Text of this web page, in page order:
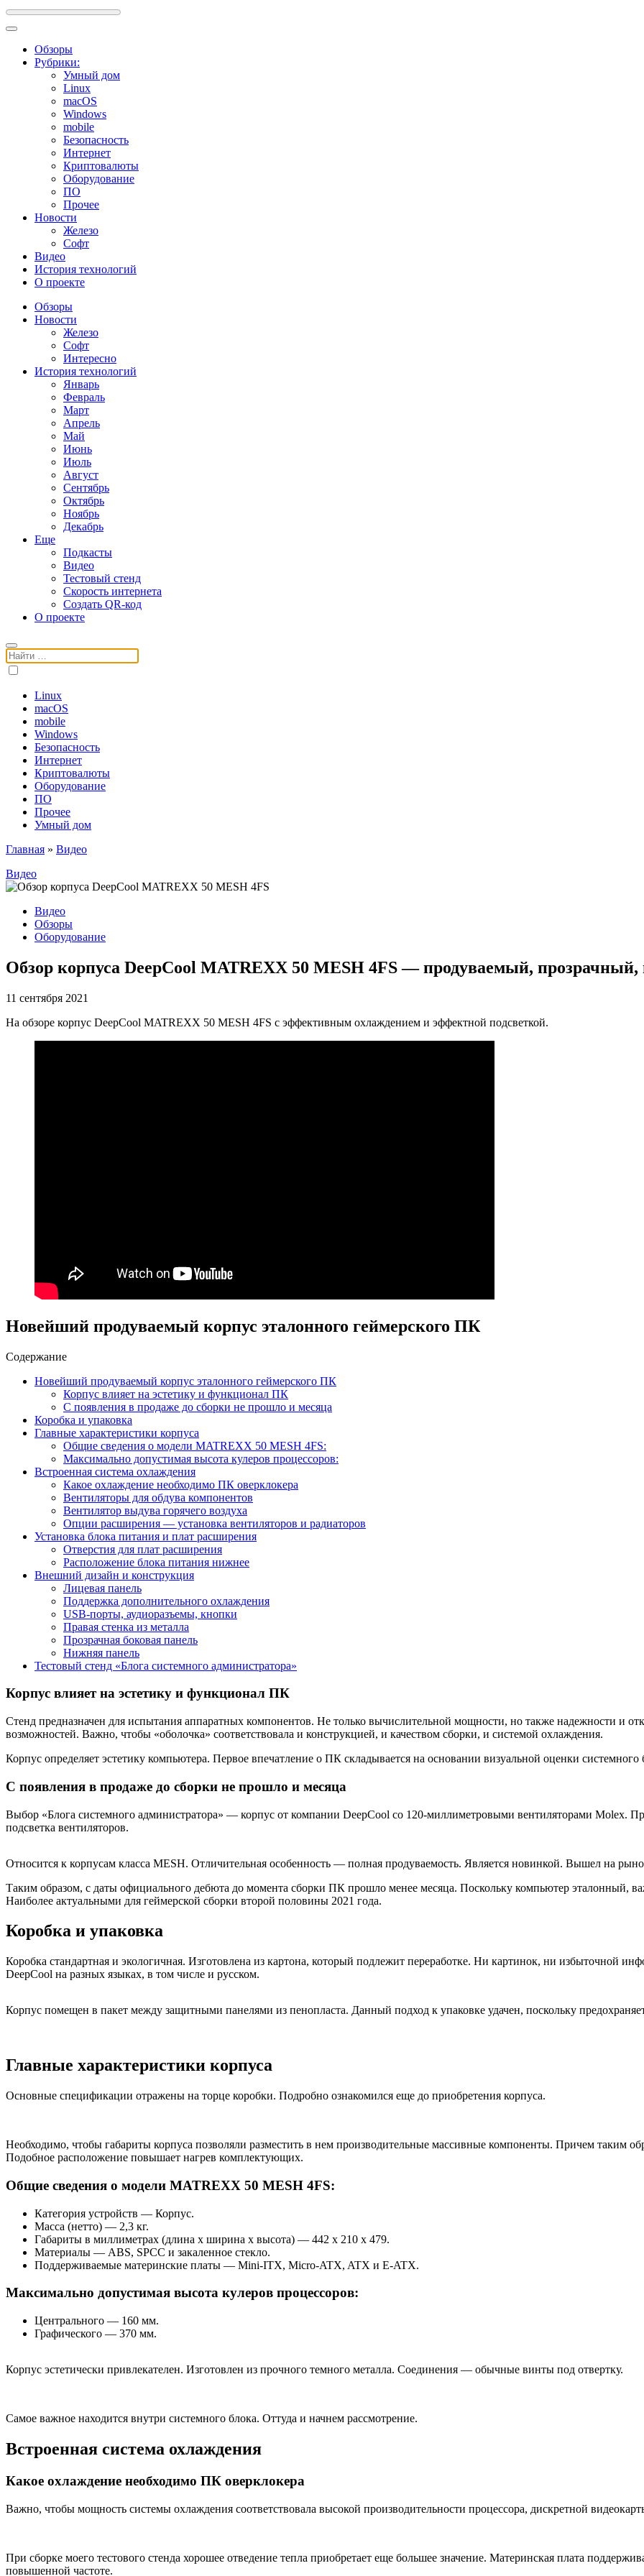
Обзоры
Рубрики:
Умный дом
Linux
macOS
Windows
mobile
Безопасность
Интернет
Криптовалюты
Оборудование
ПО
Прочее
Новости
Железо
Софт
Видео
История технологий
О проекте
Обзоры
Новости
Железо
Софт
Интересно
История технологий
Январь
Февраль
Март
Апрель
Май
Июнь
Июль
Август
Сентябрь
Октябрь
Ноябрь
Декабрь
Еще
Подкасты
Видео
Тестовый стенд
Скорость интернета
Создать QR-код
О проекте
Поиск:
Linux
macOS
mobile
Windows
Безопасность
Интернет
Криптовалюты
Оборудование
ПО
Прочее
Умный дом
Главная » Видео
Видео
Видео
Обзоры
Оборудование
Обзор корпуса DeepCool MATREXX 50 MESH 4FS — продуваемый, прозрачный,
11 сентября 2021
На обзоре корпус DeepCool MATREXX 50 MESH 4FS с эффективным охлаждением и эффектной подсветкой.
Новейший продуваемый корпус эталонного геймерского ПК
Содержание
Новейший продуваемый корпус эталонного геймерского ПК
Корпус влияет на эстетику и функционал ПК
С появления в продаже до сборки не прошло и месяца
Коробка и упаковка
Главные характеристики корпуса
Общие сведения о модели MATREXX 50 MESH 4FS:
Максимально допустимая высота кулеров процессоров:
Встроенная система охлаждения
Какое охлаждение необходимо ПК оверклокера
Вентиляторы для обдува компонентов
Вентилятор выдува горячего воздуха
Опции расширения — установка вентиляторов и радиаторов
Установка блока питания и плат расширения
Отверстия для плат расширения
Расположение блока питания нижнее
Внешний дизайн и конструкция
Лицевая панель
Поддержка дополнительного охлаждения
USB-порты, аудиоразъемы, кнопки
Правая стенка из металла
Прозрачная боковая панель
Нижняя панель
Тестовый стенд «Блога системного администратора»
Корпус влияет на эстетику и функционал ПК
Стенд предназначен для испытания аппаратных компонентов. Не только вычислительной мощности, но также надежности и
возможностей. Важно, чтобы «оболочка» соответствовала и конструкцией, и качеством сборки, и системой охлаждения.
Корпус определяет эстетику компьютера. Первое впечатление о ПК складывается на основании визуальной оценки системного
С появления в продаже до сборки не прошло и месяца
Выбор «Блога системного администратора» — корпус от компании DeepCool со 120-миллиметровыми вентиляторами Molex.
подсветка вентиляторов.
Относится к корпусам класса MESH. Отличительная особенность — полная продуваемость. Является новинкой. Вышел на
Таким образом, с даты официального дебюта до момента сборки ПК прошло менее месяца. Поскольку компьютер эталонный,
Наиболее актуальными для геймерской сборки второй половины 2021 года.
Коробка и упаковка
Коробка стандартная и экологичная. Изготовлена из картона, который подлежит переработке. Ни картинок, ни избыточной
DeepCool на разных языках, в том числе и русском.
Корпус помещен в пакет между защитными панелями из пенопласта. Данный подход к упаковке удачен, поскольку
Главные характеристики корпуса
Основные спецификации отражены на торце коробки. Подробно ознакомился еще до приобретения корпуса.
Необходимо, чтобы габариты корпуса позволяли разместить в нем производительные массивные компоненты. Причем таким
Подобное расположение повышает нагрев комплектующих.
Общие сведения о модели MATREXX 50 MESH 4FS:
Категория устройств — Корпус.
Масса (нетто) — 2,3 кг.
Габариты в миллиметрах (длина х ширина х высота) — 442 х 210 х 479.
Материалы — ABS, SPCC и закаленное стекло.
Поддерживаемые материнские платы — Mini-ITX, Micro-ATX, ATX и E-ATX.
Максимально допустимая высота кулеров процессоров:
Центрального — 160 мм.
Графического — 370 мм.
Корпус эстетически привлекателен. Изготовлен из прочного темного металла. Соединения — обычные винты под отвертку.
Самое важное находится внутри системного блока. Оттуда и начнем рассмотрение.
Встроенная система охлаждения
Какое охлаждение необходимо ПК оверклокера
Важно, чтобы мощность системы охлаждения соответствовала высокой производительности процессора, дискретной
При сборке моего тестового стенда хорошее отведение тепла приобретает еще большее значение. Материнская плата
повышенной частоте.